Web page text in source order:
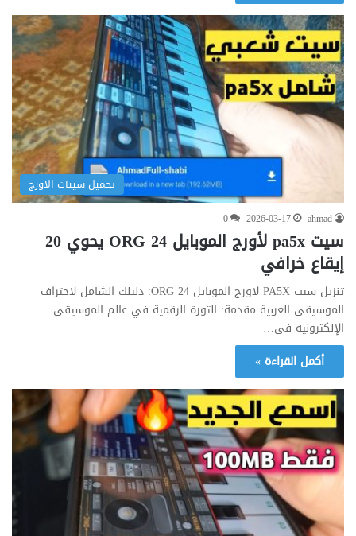
تحميل سيتات الاورج
ahmad
2026-03-17
0
سيت pa5x لأورج الموبايل ORG 24 يحوي 20
إيقاع خرافي
تنزيل سيت PA5X لاورج الموبايل ORG 24: دليلك الشامل لاحتراف
الموسيقى العربية مقدمة: الثورة الرقمية في عالم الموسيقى
الإلكترونية في…
أكمل القراءة »